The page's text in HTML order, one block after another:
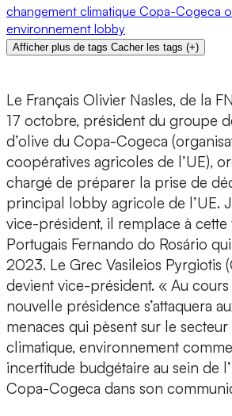
changement climatique Copa-Cogeca
environnement lobby
Afficher plus de tags Cacher les tags (+)
Le Français Olivier Nasles, de la
17 octobre, président du groupe
d’olive du Copa-Cogeca
coopératives agricoles de l’UE),
chargé de préparer la prise de
principal lobby agricole de l’UE.
vice-président, il remplace à
Portugais Fernando do Rosário
2023. Le Grec Vasileios Pyrgiotis
devient vice-président. « Au cours
nouvelle présidence s’attaquera
menaces qui pèsent sur le
climatique, environnement
incertitude budgétaire au sein de
Copa-Cogeca dans son